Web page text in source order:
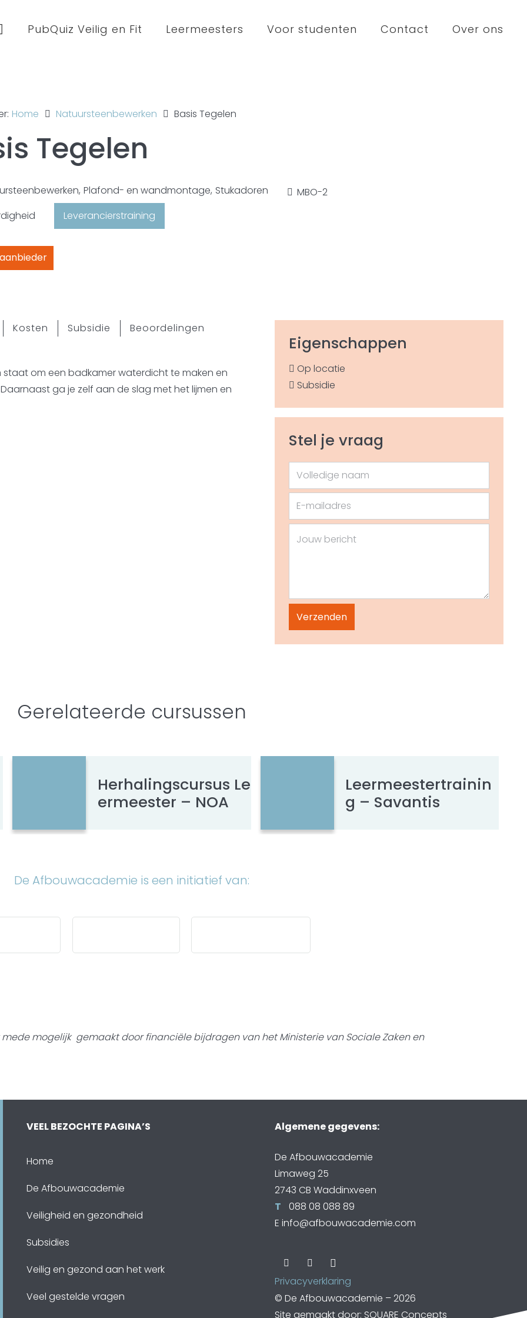
PubQuiz Veilig en Fit Leermeesters Voor studenten Contact Over ons
Home Natuursteenbewerken Basis Tegelen
Tegelen
, Plafond- en wandmontage, Stukadoren
MBO-2
Leverancierstraining
Kosten Subsidie Beoordelingen
staat om een badkamer waterdicht te maken en
ga je zelf aan de slag met het lijmen en
Eigenschappen
Op locatie
Subsidie
Stel je vraag
Gerelateerde cursussen
Herhalingscursus Le
ermeester – NOA
Leermeestertrainin
g – Savantis
De Afbouwacademie is een initiatief van:
mede mogelijk gemaakt doorfinanciële bijdragen van het Ministerie van Sociale Zaken en
VEEL BEZOCHTE PAGINA’S
Home
De Afbouwacademie
Veiligheid en gezondheid
Subsidies
Veilig en gezond aan het werk
Veel gestelde vragen
Algemene gegevens:
De Afbouwacademie
Limaweg 25
2743 CB Waddinxveen
T
088 08 088 89
E info@afbouwacademie.com
Privacyverklaring
© De Afbouwacademie – 2026
Site gemaakt door: SQUARE Concepts